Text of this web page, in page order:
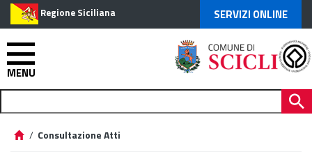
Regione Siciliana SERVIZI ONLINE
MENU
/ Consultazione Atti